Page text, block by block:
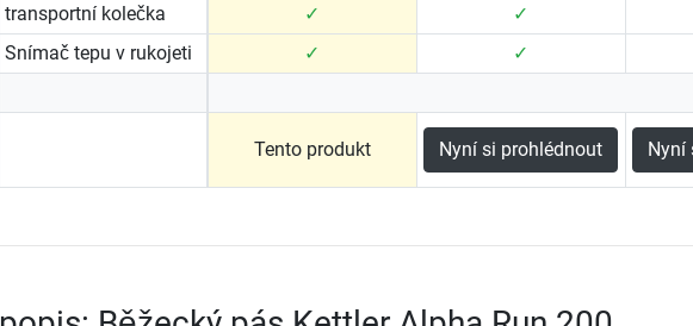
transportní kolečka ✓ ✓
Snímač tepu v rukojeti
✓ ✓
Tento produkt Nyní si prohlédnout Nyní